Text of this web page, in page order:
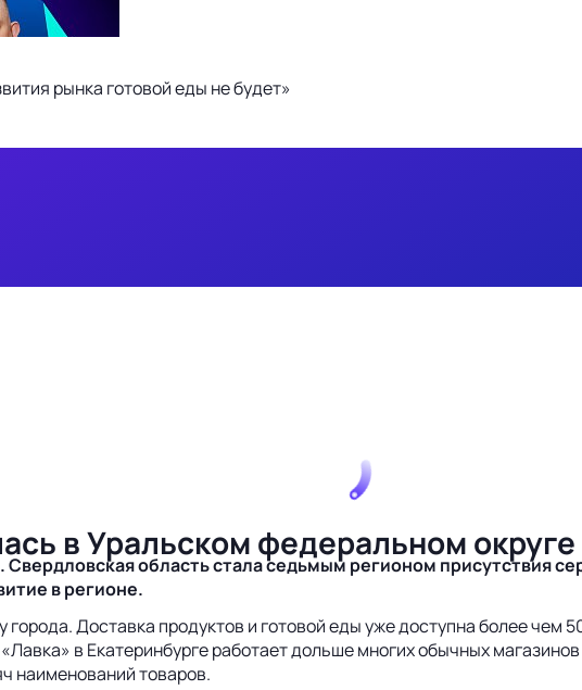
рынка готовой еды не будет»
в Уральском федеральном округе
область стала седьмым регионом присутствия
в регионе.
города. Доставка продуктов и готовой еды уже доступна более чем
в Екатеринбурге работает дольше многих обычных
наименований товаров.